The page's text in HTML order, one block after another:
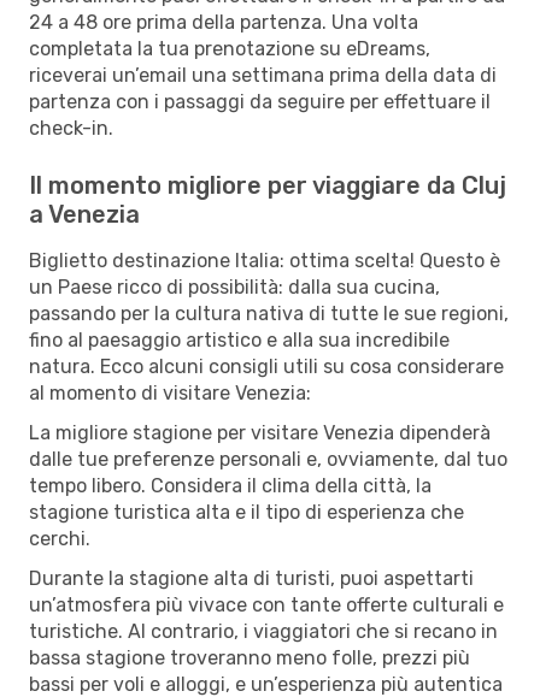
24 a 48 ore prima della partenza. Una volta
completata la tua prenotazione su eDreams,
riceverai un’email una settimana prima della data di
partenza con i passaggi da seguire per effettuare il
check-in.
Il momento migliore per viaggiare da Cluj
a Venezia
Biglietto destinazione Italia: ottima scelta! Questo è
un Paese ricco di possibilità: dalla sua cucina,
passando per la cultura nativa di tutte le sue regioni,
fino al paesaggio artistico e alla sua incredibile
natura. Ecco alcuni consigli utili su cosa considerare
al momento di visitare Venezia:
La migliore stagione per visitare Venezia dipenderà
dalle tue preferenze personali e, ovviamente, dal tuo
tempo libero. Considera il clima della città, la
stagione turistica alta e il tipo di esperienza che
cerchi.
Durante la stagione alta di turisti, puoi aspettarti
un’atmosfera più vivace con tante offerte culturali e
turistiche. Al contrario, i viaggiatori che si recano in
bassa stagione troveranno meno folle, prezzi più
bassi per voli e alloggi, e un’esperienza più autentica